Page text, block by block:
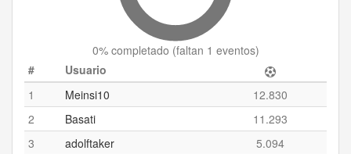
0% completado (faltan 1 eventos)
#
Usuario
1
Meinsi10
12.830
2
Basati
11.293
3
adolftaker
5.094